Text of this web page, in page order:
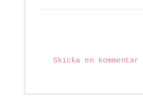
Skicka en kommentar